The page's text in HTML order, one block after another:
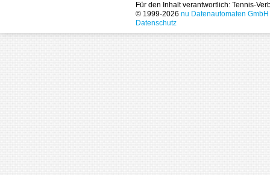
Für den Inhalt verantwortlich: Tennis-
© 1999-2026 nu Datenautomaten
Datenschutz